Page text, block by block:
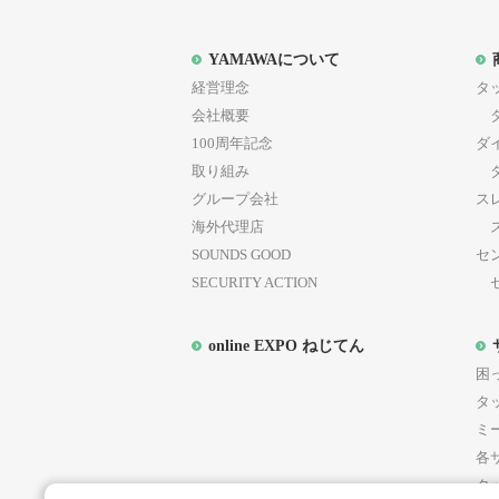
YAMAWAについて
経営理念
会社概要
100周年記念
取り組み
グループ会社
海外代理店
SOUNDS GOOD
SECURITY ACTION
タ
ダ
ス
セ
online EXPO ねじてん
困
タ
ミ
各
タ